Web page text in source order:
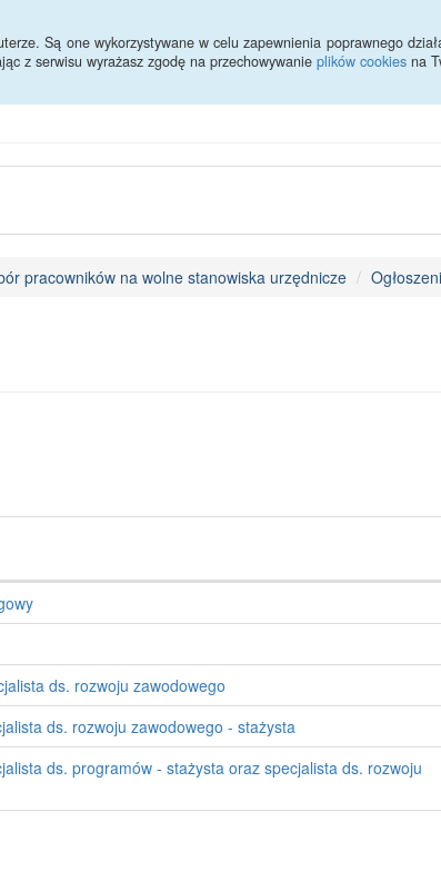
Są one wykorzystywane w celu zapewnienia poprawnego
z serwisu wyrażasz zgodę na przechowywanie plików cookies na
pracowników na wolne stanowiska urzędnicze
ds. rozwoju zawodowego
ds. rozwoju zawodowego - stażysta
ds. programów - stażysta oraz specjalista ds. rozwoju